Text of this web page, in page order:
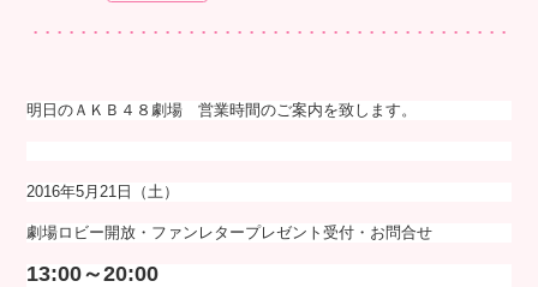
明日のＡＫＢ４８劇場 営業時間のご案内を致します。
2016年5月21日（土）
劇場ロビー開放・ファンレタープレゼント受付・お問合せ
13:00～20:00